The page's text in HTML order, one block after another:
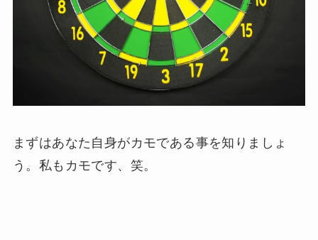
まずはあなた自身がカモである事を知りましょ
う。私もカモです、笑。